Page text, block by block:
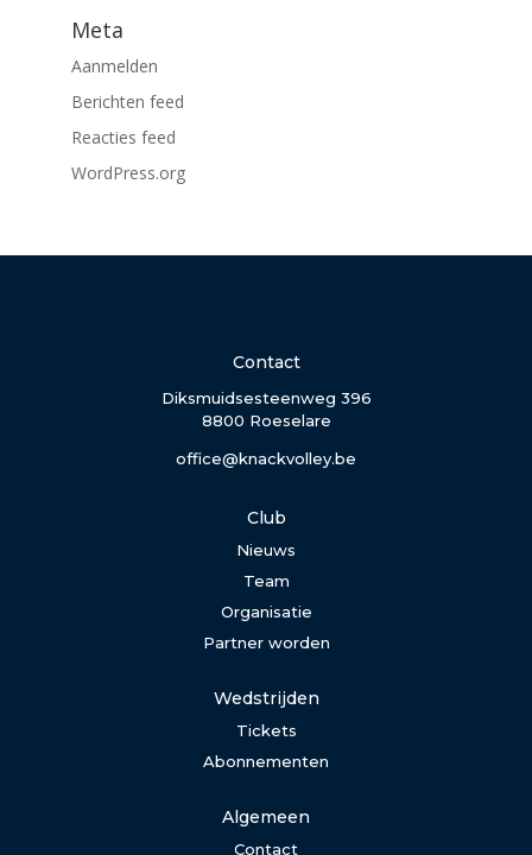
Meta
Aanmelden
Berichten feed
Reacties feed
WordPress.org
Contact
Diksmuidsesteenweg 396
8800 Roeselare
office@knackvolley.be
Club
Nieuws
Team
Organisatie
Partner worden
Wedstrijden
Tickets
Abonnementen
Algemeen
Contact